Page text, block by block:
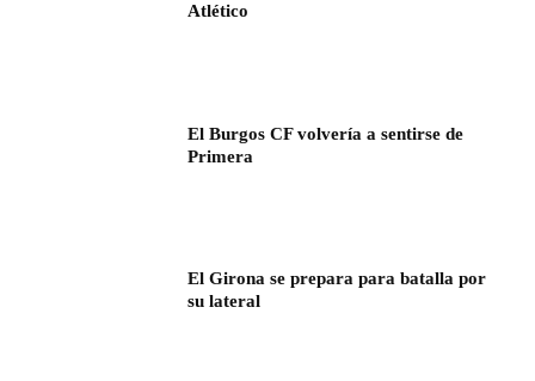
Atlético
El Burgos CF volvería a sentirse de
Primera
El Girona se prepara para batalla por
su lateral